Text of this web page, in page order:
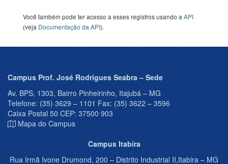
Você também pode ter acesso a esses registros usando a API
(veja Documentação da API).
Campus Prof. José Rodrigues Seabra – Sede
Av. BPS, 1303, Bairro Pinheirinho, Itajubá – MG
Telefone: (35) 3629 – 1101 Fax: (35) 3622 – 3596
Caixa Postal 50 CEP: 37500 903
Mapa do Campus
Campus Itabira
Rua Irmã Ivone Drumond, 200 – Distrito Industrial II,Itabira – MG